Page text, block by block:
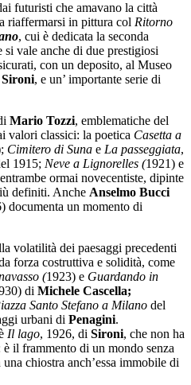
futuristi che amavano la città
riaffermarsi in pittura col Ritorno
, cui è dedicata la seconda
si vale anche di due prestigiosi
con un deposito, al Museo
Sironi, e un’ importante serie di
Mario Tozzi, emblematiche del
valori classici: la poetica Casetta a
Cimitero di Suna e La passeggiata,
1915; Neve a Lignorelles (1921) e
ormai novecentiste, dipinte
definiti. Anche Anselmo Bucci
documenta un momento di
volatilità dei paesaggi precedenti
forza costruttiva e solidità, come
(1923) e Guardando in
di Michele Cascella;
Santo Stefano a Milano del
urbani di Penagini.
Il lago, 1926, di Sironi, che non ha
il frammento di un mondo senza
chiostra anch’essa immobile di